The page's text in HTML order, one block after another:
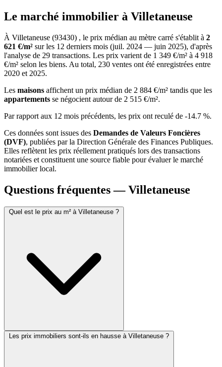
Le marché immobilier à Villetaneuse
À Villetaneuse (93430) , le prix médian au mètre carré s'établit à 2
621 €/m² sur les 12 derniers mois (juil. 2024 — juin 2025), d'après
l'analyse de 29 transactions. Les prix varient de 1 349 €/m² à 4 918
€/m² selon les biens. Au total, 230 ventes ont été enregistrées entre
2020 et 2025.
Les maisons affichent un prix médian de 2 884 €/m² tandis que les
appartements se négocient autour de 2 515 €/m².
Par rapport aux 12 mois précédents, les prix ont reculé de -14.7 %.
Ces données sont issues des Demandes de Valeurs Foncières
(DVF), publiées par la Direction Générale des Finances Publiques.
Elles reflètent les prix réellement pratiqués lors des transactions
notariées et constituent une source fiable pour évaluer le marché
immobilier local.
Questions fréquentes — Villetaneuse
Quel est le prix au m² à Villetaneuse ?
Les prix immobiliers sont-ils en hausse à Villetaneuse ?